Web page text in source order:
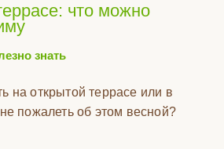
что можно
знать
на открытой террасе или в
пожалеть об этом весной?